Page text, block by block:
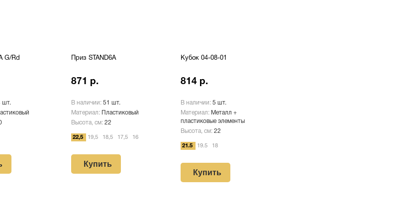
G/Rd
шт.
Приз STAND6A
871 р.
В наличии: 51 шт.
Материал:
Пластиковый
Высота, см: 22
22,5 19,5 18,5 17,5 16
Купить
Кубок 04-08-01
814 р.
В наличии: 5 шт.
Материал: Металл +
пластиковые элементы
Высота, см: 22
21.5 19.5 18
Купить